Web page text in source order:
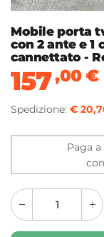
Mobile porta
con 2 ante e
cannettato -
157,00€
Spedizione: €
Paga
con
quantity
button